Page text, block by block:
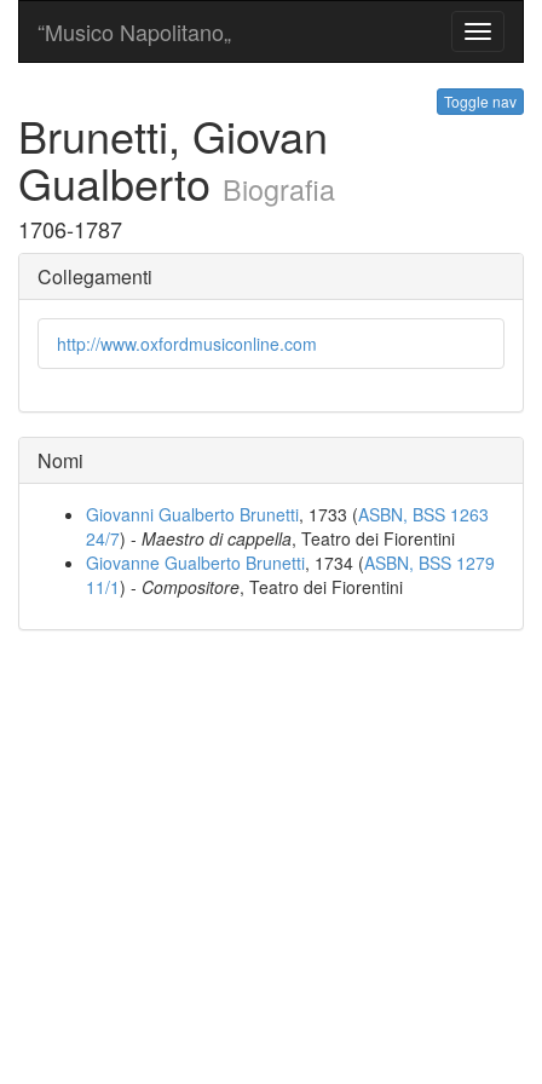
Toggle
“Musico Napolitano„
Toggle nav
Brunetti, Giovan
Gualberto Biografia
1706-1787
Collegamenti
http://www.oxfordmusiconline.com
Nomi
Giovanni Gualberto Brunetti, 1733 (ASBN, BSS 1263
24/7) - Maestro di cappella, Teatro dei Fiorentini
Giovanne Gualberto Brunetti, 1734 (ASBN, BSS 1279
11/1) - Compositore, Teatro dei Fiorentini